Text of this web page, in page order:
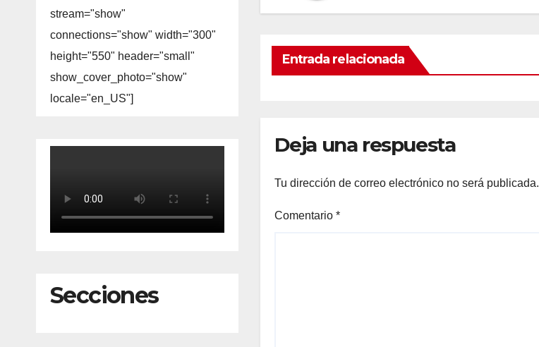
stream="show"
connections="show" width="300"
height="550" header="small"
show_cover_photo="show"
locale="en_US"]
Secciones
Entrada relacionada
Deja una respuesta
Tu dirección de correo electrónico no será publicada.
Comentario *